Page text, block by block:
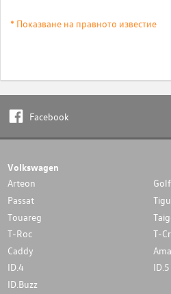
* Показване на правното известие
Facebook
Volkswagen
Arteon
Golf
Passat
Touareg
T-Roc
T-
Caddy
ID.4
ID.5
ID.Buzz